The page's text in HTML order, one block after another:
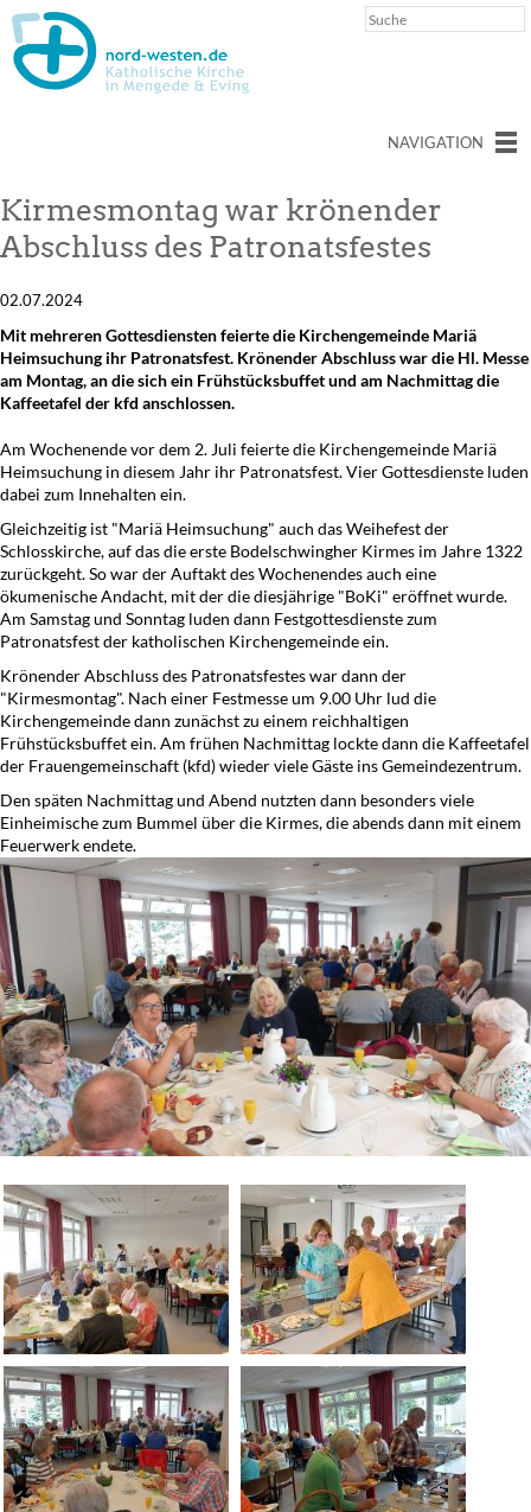
NAVIGATION
Kirmesmontag war krönender
Abschluss des Patronatsfestes
02.07.2024
Mit mehreren Gottesdiensten feierte die Kirchengemeinde Mariä
Heimsuchung ihr Patronatsfest. Krönender Abschluss war die Hl. Messe
am Montag, an die sich ein Frühstücksbuffet und am Nachmittag die
Kaffeetafel der kfd anschlossen.
Am Wochenende vor dem 2. Juli feierte die Kirchengemeinde Mariä
Heimsuchung in diesem Jahr ihr Patronatsfest. Vier Gottesdienste luden
dabei zum Innehalten ein.
Gleichzeitig ist "Mariä Heimsuchung" auch das Weihefest der
Schlosskirche, auf das die erste Bodelschwingher Kirmes im Jahre 1322
zurückgeht. So war der Auftakt des Wochenendes auch eine
ökumenische Andacht, mit der die diesjährige "BoKi" eröffnet wurde.
Am Samstag und Sonntag luden dann Festgottesdienste zum
Patronatsfest der katholischen Kirchengemeinde ein.
Krönender Abschluss des Patronatsfestes war dann der
"Kirmesmontag". Nach einer Festmesse um 9.00 Uhr lud die
Kirchengemeinde dann zunächst zu einem reichhaltigen
Frühstücksbuffet ein. Am frühen Nachmittag lockte dann die Kaffeetafel
der Frauengemeinschaft (kfd) wieder viele Gäste ins Gemeindezentrum.
Den späten Nachmittag und Abend nutzten dann besonders viele
Einheimische zum Bummel über die Kirmes, die abends dann mit einem
Feuerwerk endete.